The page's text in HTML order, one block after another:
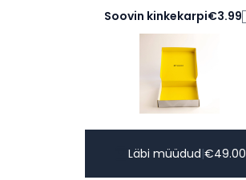
Soovin kinkekarpi€3.99
Läbi müüdud|€49.00